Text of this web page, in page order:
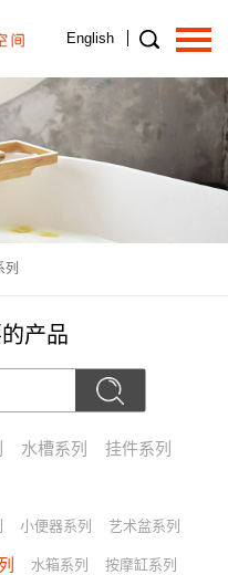
店
English
列
产品
水槽系列 挂件系列
小便器系列 艺术盆系列
水箱系列 按摩缸系列